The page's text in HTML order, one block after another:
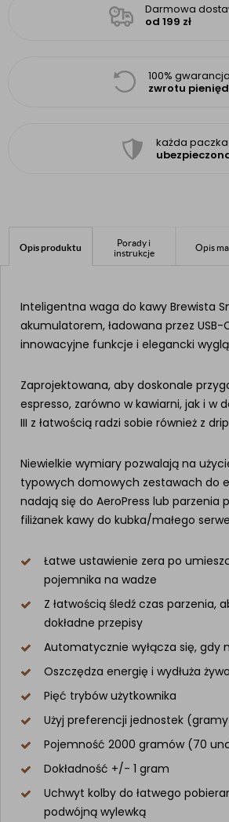
Darmowa
od 199 zł
100% gwarancja
zwrotu
każda paczka
Opis produktu
Porady i
instrukcje
Opis
Inteligentna waga do kawy Brewista
akumulatorem, ładowana przez USB-
innowacyjne funkcje i elegancki
Zaprojektowana, aby doskonale
espresso, zarówno w kawiarni, jak i w
III z łatwością radzi sobie również z
Niewielkie wymiary pozwalają na
typowych domowych zestawach do
nadają się do AeroPress lub parzenia
filiżanek kawy do kubka/małego
Łatwe ustawienie zera po
pojemnika na wadze
Z łatwością śledź czas parzenia,
dokładne przepisy
Automatycznie wyłącza się, gdy
Oszczędza energię i wydłuża
Pięć trybów użytkownika
Użyj preferencji jednostek
Pojemność 2000 gramów (70
Dokładność +/- 1 gram
Uchwyt kolby do łatwego
podwójną wylewką